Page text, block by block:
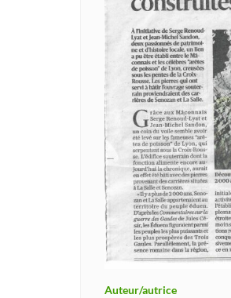
Auteur/autrice